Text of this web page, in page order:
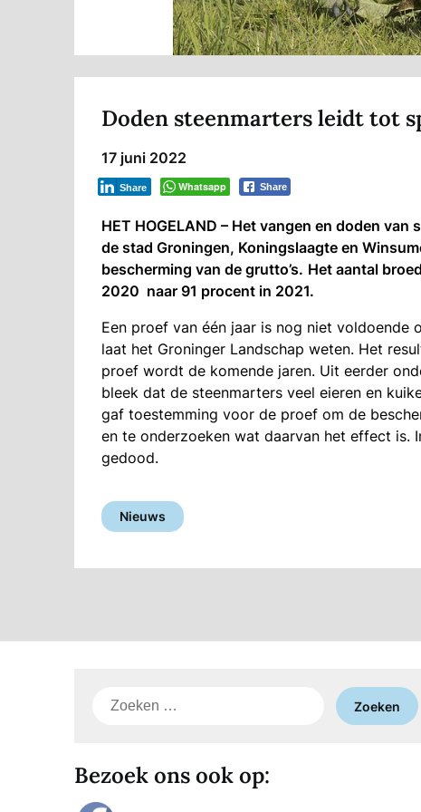
Doden steenmarters leidt tot
17 juni 2022
Whatsapp Share
Share
HET HOGELAND – Het vangen en doden
de stad Groningen, Koningslaagte en
bescherming van de grutto’s. Het aantal
2020 naar 91 procent in 2021.
Een proef van één jaar is nog niet voldoende
laat het Groninger Landschap weten. Het
proef wordt de komende jaren. Uit eerder
bleek dat de steenmarters veel eieren en
gaf toestemming voor de proef om de
en te onderzoeken wat daarvan het effect
gedood.
Nieuws
Zoeken
Bezoek ons ook op: